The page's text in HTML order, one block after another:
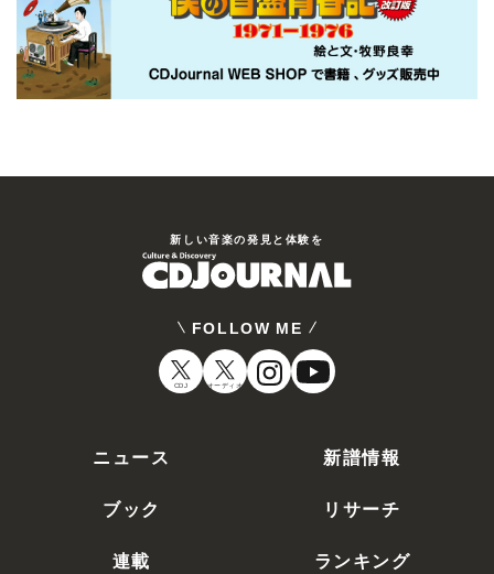
新しい⾳楽の発⾒と体験を
FOLLOW ME
CDJ オーディオ
ニュース
新譜情報
ブック
リサーチ
連載
ランキング